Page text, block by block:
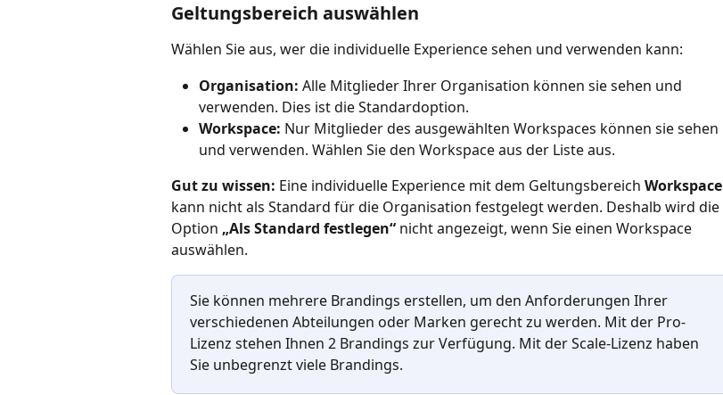
Geltungsbereich auswählen
Wählen Sie aus, wer die individuelle Experience sehen und verwenden kann:
Organisation: Alle Mitglieder Ihrer Organisation können sie sehen und
verwenden. Dies ist die Standardoption.
Workspace: Nur Mitglieder des ausgewählten Workspaces können sie sehen
und verwenden. Wählen Sie den Workspace aus der Liste aus.
Gut zu wissen: Eine individuelle Experience mit dem Geltungsbereich Workspace
kann nicht als Standard für die Organisation festgelegt werden. Deshalb wird die
Option „Als Standard festlegen“ nicht angezeigt, wenn Sie einen Workspace
auswählen.
Sie können mehrere Brandings erstellen, um den Anforderungen Ihrer
verschiedenen Abteilungen oder Marken gerecht zu werden. Mit der Pro-
Lizenz stehen Ihnen 2 Brandings zur Verfügung. Mit der Scale-Lizenz haben
Sie unbegrenzt viele Brandings.